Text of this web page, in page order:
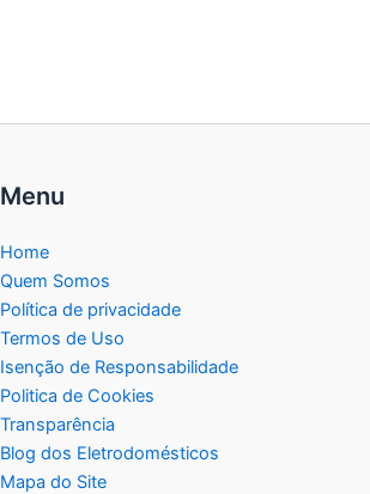
Menu
Home
Quem Somos
Política de privacidade
Termos de Uso
Isenção de Responsabilidade
Politica de Cookies
Transparência
Blog dos Eletrodomésticos
Mapa do Site